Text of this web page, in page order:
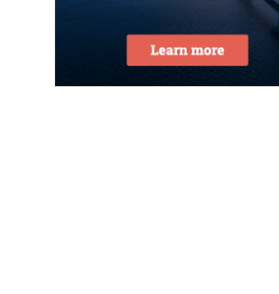
ΣΤΑΣΥ: 29,4 χλμ. νέων
Μετρό της Αθήνας – Στο τελικό